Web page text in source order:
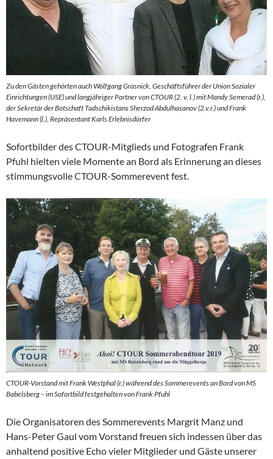
Zu den Gästen gehörten auch Wolfgang Grasnick, Geschäftsführer der Union Sozialer
Einrichtungen (USE) und langjähriger Partner von CTOUR (2. v. l.) mit Mandy Semerad (r.),
der Sekretär der Botschaft Tadschikistans Sherzod Abdulhasanov (2.v.r.) und Frank
Havemann (l.), Repräsentant Karls Erlebnisdörfer
Sofortbilder des CTOUR-Mitglieds und Fotografen Frank
Pfuhl hielten viele Momente an Bord als Erinnerung an dieses
stimmungsvolle CTOUR-Sommerevent fest.
CTOUR-Vorstand mit Frank Westphal (r.) während des Sommerevents an Bord von MS
Babelsberg – im Sofortbild festgehalten von Frank Pfuhl
Die Organisatoren des Sommerevents Margrit Manz und
Hans-Peter Gaul vom Vorstand freuen sich indessen über das
anhaltend positive Echo vieler Mitglieder und Gäste unserer